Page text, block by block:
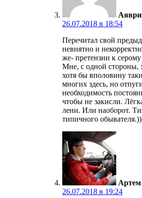
26.07.2018 в 18:54
Перечитал свой
невнятно и
же- претензии к
Мне, с одной стороны,
хотя бы вполовину
многих здесь, но
необходимость
чтобы не закисли.
лени. Или наоборот.
типичного обывателя.))
26.07.2018 в 19:24